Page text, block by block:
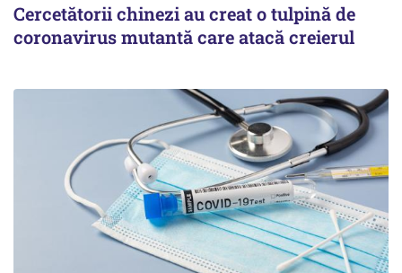
Cercetătorii chinezi au creat o tulpină de
coronavirus mutantă care atacă creierul